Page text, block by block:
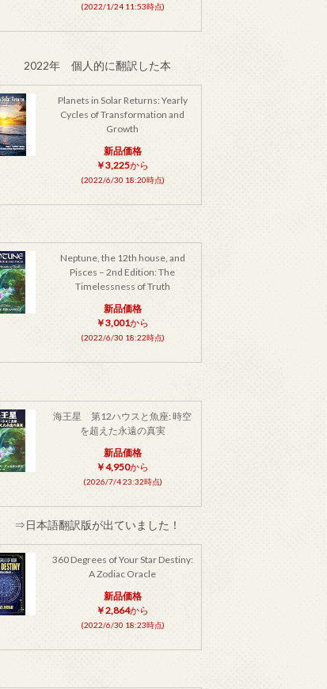
(2022/1/24 11:53時点)
2022年 個人的に翻訳した本
Planets in Solar Returns: Yearly
Cycles of Transformation and
Growth
新品価格
￥3,225から
(2022/6/30 18:20時点)
Neptune, the 12th house, and
Pisces – 2nd Edition: The
Timelessness of Truth
新品価格
￥3,001から
(2022/6/30 18:22時点)
海王星 第12ハウスと魚座: 時空
を超えた永遠の真実
新品価格
￥4,950から
(2026/7/4 23:32時点)
⇒日本語翻訳版が出ていました！
360 Degrees of Your Star Destiny:
A Zodiac Oracle
新品価格
￥2,864から
(2022/6/30 18:23時点)